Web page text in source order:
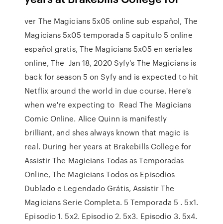
ver The Magicians 5x05 online sub español, The
Magicians 5x05 temporada 5 capitulo 5 online
español gratis, The Magicians 5x05 en seriales
online, The Jan 18, 2020 Syfy's The Magicians is
back for season 5 on Syfy and is expected to hit
Netflix around the world in due course. Here's
when we're expecting to Read The Magicians
Comic Online. Alice Quinn is manifestly
brilliant, and shes always known that magic is
real. During her years at Brakebills College for
Assistir The Magicians Todas as Temporadas
Online, The Magicians Todos os Episodios
Dublado e Legendado Grátis, Assistir The
Magicians Serie Completa. 5 Temporada 5 . 5x1.
Episodio 1. 5x2. Episodio 2. 5x3. Episodio 3. 5x4.